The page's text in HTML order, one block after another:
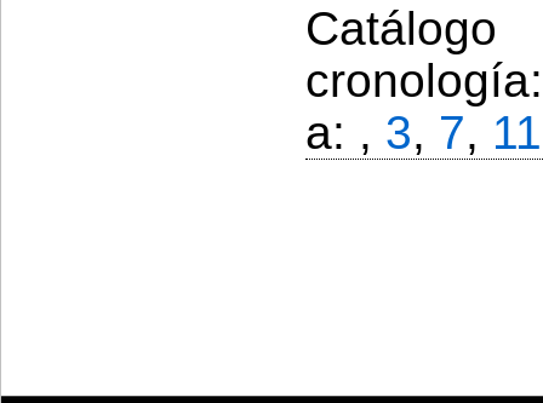
a: , 3, 7, 11